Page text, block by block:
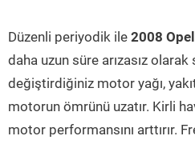
Düzenli periyodik ile 2008
daha uzun süre arızasız
değiştirdiğiniz motor yağı,
motorun ömrünü uzatır. Kirli
motor performansını arttırır.